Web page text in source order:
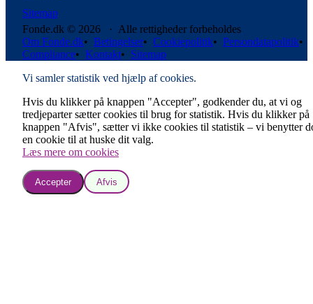
Sitemap
Fonde.dk © 2026 · Alle rettigheder forbeholdes
Om Fonde.dk• Betingelser• Cookiepolitik• Persondatapolitik•
Compliance• Kontakt• Sitemap
Vi samler statistik ved hjælp af cookies.
Hvis du klikker på knappen "Accepter", godkender du, at vi og
tredjeparter sætter cookies til brug for statistik. Hvis du klikker på
knappen "Afvis", sætter vi ikke cookies til statistik – vi benytter
en cookie til at huske dit valg.
Læs mere om cookies
Accepter Afvis